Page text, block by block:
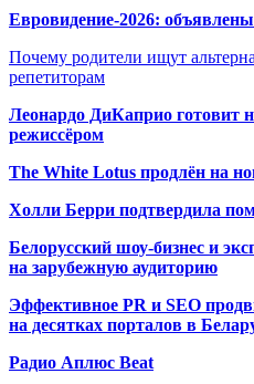
Евровидение-2026:
Почему родители ищут
репетиторам
Леонардо ДиКаприо
режиссёром
The White Lotus продлён на
Холли Берри подтвердила
Белорусский шоу-бизнес и
на зарубежную аудиторию
Эффективное PR и SEO
на десятках порталов в
Радио Аплюс Beat